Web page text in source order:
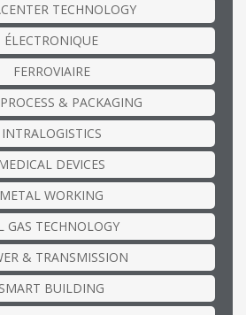
TECHNOLOGY
ÉLECTRONIQUE
FERROVIAIRE
& PACKAGING
INTRALOGISTICS
DEVICES
METAL WORKING
GAS TECHNOLOGY
& TRANSMISSION
SMART BUILDING